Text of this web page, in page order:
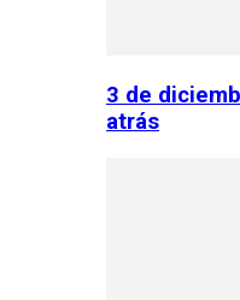
3 de
atrás